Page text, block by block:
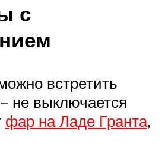
с
встретить
не выключается
фар на Ладе Гранта,